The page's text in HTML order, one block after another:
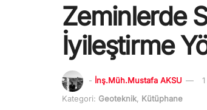
Zeminlerde
İyileştirme
- İnş.Müh.Mustafa AKSU
Kategori: Geoteknik, Kütüphane